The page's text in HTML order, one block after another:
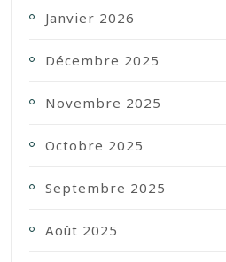
Janvier 2026
Décembre 2025
Novembre 2025
Octobre 2025
Septembre 2025
Août 2025